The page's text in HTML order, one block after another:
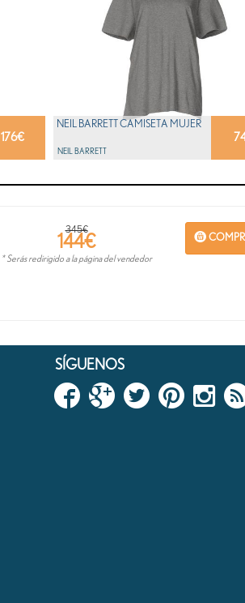
176€
NEIL BARRETT CAMISETA MUJER
NEIL BARRETT
345€
144€
* Serás redirigido a la página del vendedor
SÍGUENOS